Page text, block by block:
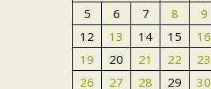
5
6 7 8 9
12
13 14 15 16
19
20 21 22 23
26
27 28 29 30